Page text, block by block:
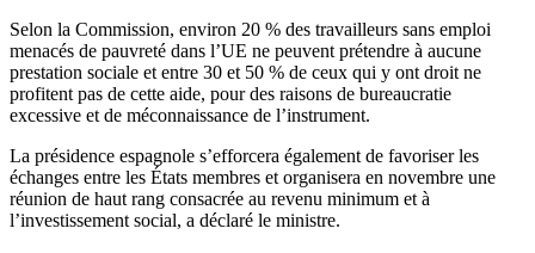
Selon la Commission, environ 20 % des travailleurs sans emploi
menacés de pauvreté dans l’UE ne peuvent prétendre à aucune
prestation sociale et entre 30 et 50 % de ceux qui y ont droit ne
profitent pas de cette aide, pour des raisons de bureaucratie
excessive et de méconnaissance de l’instrument.
La présidence espagnole s’efforcera également de favoriser les
échanges entre les États membres et organisera en novembre une
réunion de haut rang consacrée au revenu minimum et à
l’investissement social, a déclaré le ministre.